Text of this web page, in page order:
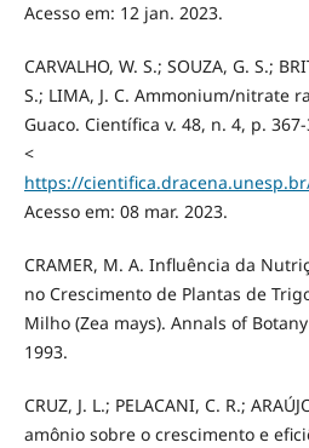
Acesso em: 12 jan. 2023.
CARVALHO, W. S.; SOUZA, G. S.;
S.; LIMA, J. C. Ammonium/nitrate
Guaco. Científica v. 48, n. 4, p.
<
https://
Acesso em: 08 mar. 2023.
CRAMER, M. A. Influência da
no Crescimento de Plantas de
Milho (Zea mays). Annals of
1993.
CRUZ, J. L.; PELACANI, C. R.;
amônio sobre o crescimento e